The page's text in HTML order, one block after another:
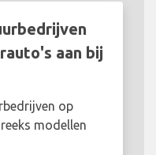
aan bij
op
modellen